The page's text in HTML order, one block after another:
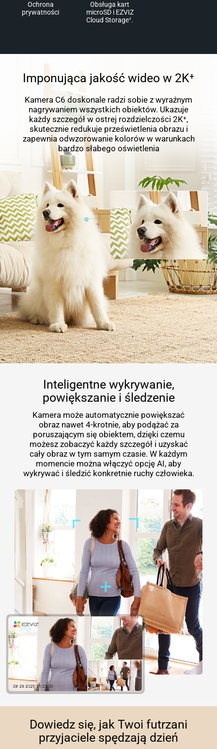
Ochrona
prywatności
Obsługa kart
microSD i EZVIZ
Cloud Storage¹.
Imponująca jakość wideo w 2K⁺
Kamera C6 doskonale radzi sobie z wyraźnym
nagrywaniem wszystkich obiektów. Ukazuje
każdy szczegół w ostrej rozdzielczości 2K⁺,
skutecznie redukuje prześwietlenia obrazu i
zapewnia odwzorowanie kolorów w warunkach
bardzo słabego oświetlenia
Inteligentne wykrywanie,
powiększanie i śledzenie
Kamera może automatycznie powiększać
obraz nawet 4-krotnie, aby podążać za
poruszającym się obiektem, dzięki czemu
możesz zobaczyć każdy szczegół i uzyskać
cały obraz w tym samym czasie. W każdym
momencie można włączyć opcję AI, aby
wykrywać i śledzić konkretnie ruchy człowieka.
Dowiedz się, jak Twoi futrzani
przyjaciele spędzają dzień